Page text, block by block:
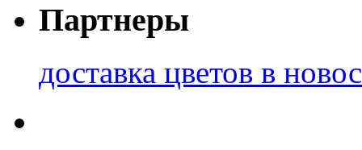
Партнеры
доставка цветов в